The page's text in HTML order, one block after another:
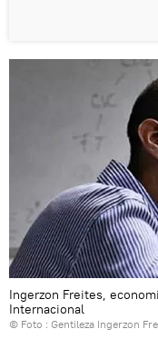
Ingerzon Freites,
Internacional
© Foto : Gentileza Ingerzon